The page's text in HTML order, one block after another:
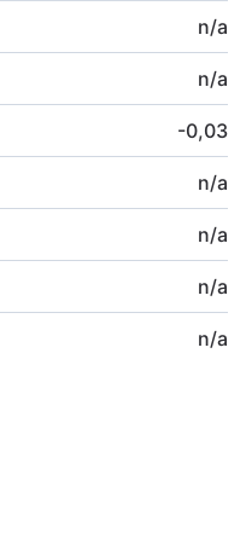
n/a
n/a
-0,03
n/a
n/a
n/a
n/a